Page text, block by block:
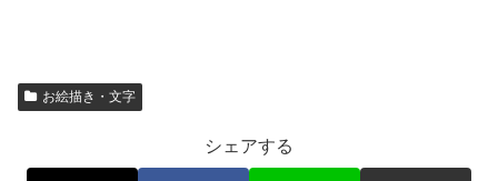
お絵描き・文字
シェアする